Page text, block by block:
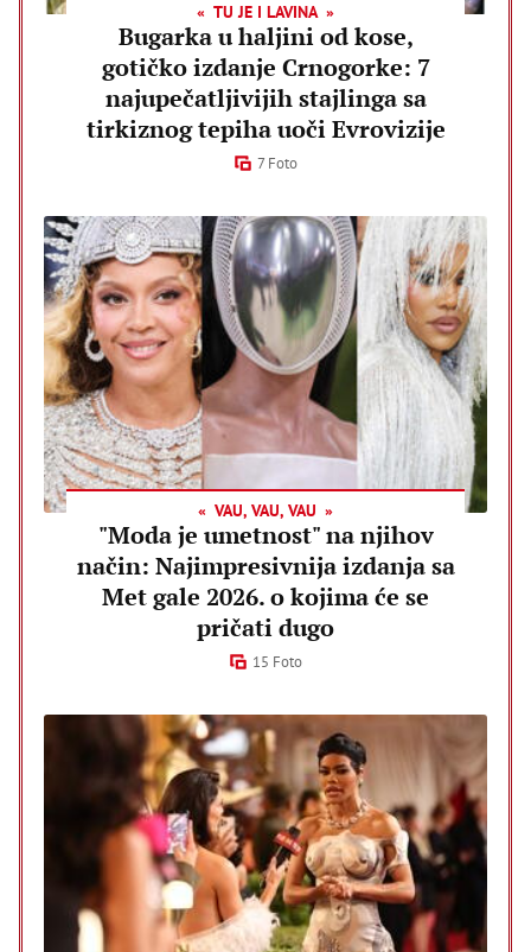
TU JE I LAVINA
Bugarka u haljini od kose,
gotičko izdanje Crnogorke: 7
najupečatljivijih stajlinga sa
tirkiznog tepiha uoči Evrovizije
7 Foto
VAU, VAU, VAU
"Moda je umetnost" na njihov
način: Najimpresivnija izdanja sa
Met gale 2026. o kojima će se
pričati dugo
15 Foto